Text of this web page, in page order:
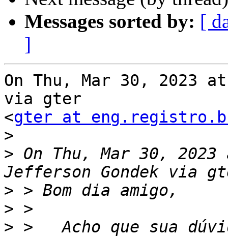
Messages sorted by: [
]
On Thu, Mar 30, 2023 at
via gter
<gter at
>
> On Thu, Mar 30,
>
>
> >   Acho que sua